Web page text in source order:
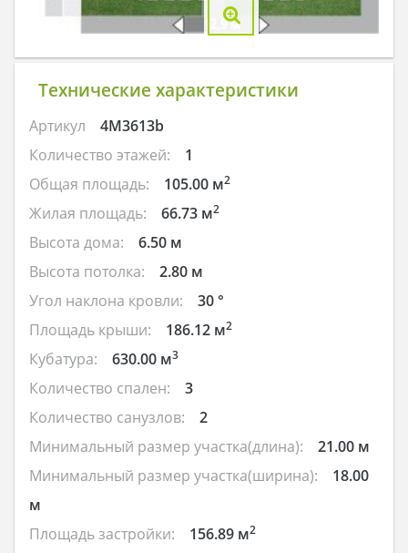
Технические характеристики
Артикул
4M3613b
Количество этажей:
1
Общая площадь:
105.00 м2
Жилая площадь: 66.73 м2
Высота дома:
6.50 м
Высота потолка:
2.80 м
Угол наклона кровли:
30 °
Площадь крыши:
186.12 м2
Кубатура: 630.00 м3
Количество спален:
3
Количество санузлов:
2
Минимальный размер участка(длина):
21.00 м
Минимальный размер участка(ширина):
18.00
м
Площадь застройки:
156.89 м2